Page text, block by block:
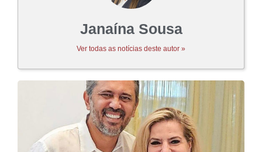
Janaína Sousa
Ver todas as notícias deste autor »